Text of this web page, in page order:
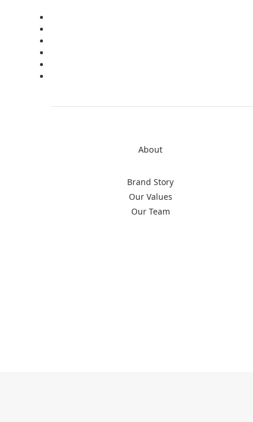
About
Brand Story
Our Values
Our Team